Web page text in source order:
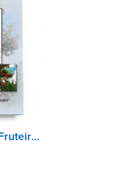
Melhoramento de Fruteiras de Clima Temperado